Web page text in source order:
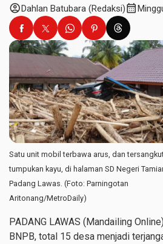
account_circleDahlan Batubara (Redaksi)calendar_month
Satu unit mobil terbawa arus, dan
tumpukan kayu, di halaman SD Negeri
Padang Lawas. (Foto: Parningotan
Aritonang/MetroDaily)
PADANG LAWAS (Mandailing
BNPB, total 15 desa menjadi